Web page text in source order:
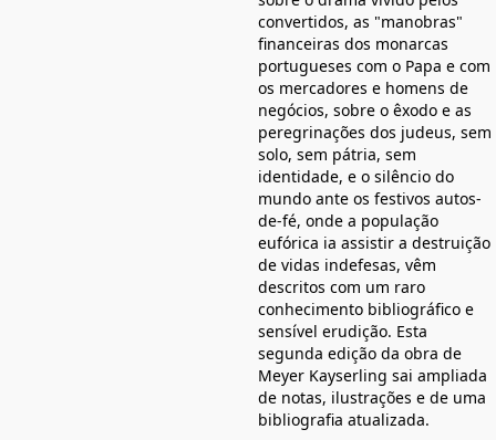
convertidos, as "manobras"
financeiras dos monarcas
portugueses com o Papa e com
os mercadores e homens de
negócios, sobre o êxodo e as
peregrinações dos judeus, sem
solo, sem pátria, sem
identidade, e o silêncio do
mundo ante os festivos autos-
de-fé, onde a população
eufórica ia assistir a destruição
de vidas indefesas, vêm
descritos com um raro
conhecimento bibliográfico e
sensível erudição. Esta
segunda edição da obra de
Meyer Kayserling sai ampliada
de notas, ilustrações e de uma
bibliografia atualizada.